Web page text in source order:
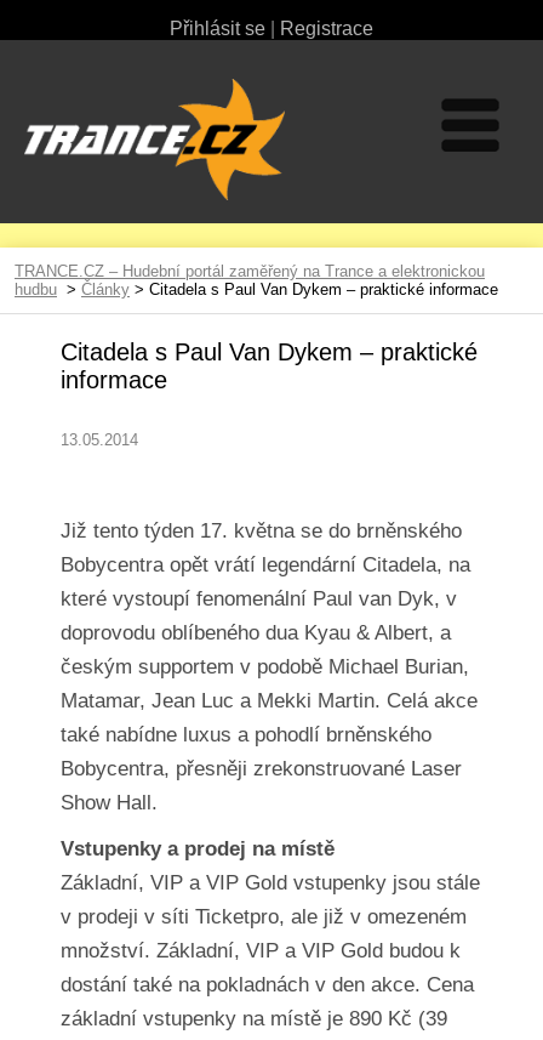
Přihlásit se Registrace
TRANCE.CZ – Hudební portál zaměřený na Trance a elektronickou
hudbu > Články > Citadela s Paul Van Dykem – praktické informace
Citadela s Paul Van Dykem – praktické
informace
13.05.2014
Již tento týden 17. května se do brněnského
Bobycentra opět vrátí legendární Citadela, na
které vystoupí fenomenální Paul van Dyk, v
doprovodu oblíbeného dua Kyau & Albert, a
českým supportem v podobě Michael Burian,
Matamar, Jean Luc a Mekki Martin. Celá akce
také nabídne luxus a pohodlí brněnského
Bobycentra, přesněji zrekonstruované Laser
Show Hall.
Vstupenky a prodej na místě
Základní, VIP a VIP Gold vstupenky jsou stále
v prodeji v síti Ticketpro, ale již v omezeném
množství. Základní, VIP a VIP Gold budou k
dostání také na pokladnách v den akce. Cena
základní vstupenky na místě je 890 Kč (39